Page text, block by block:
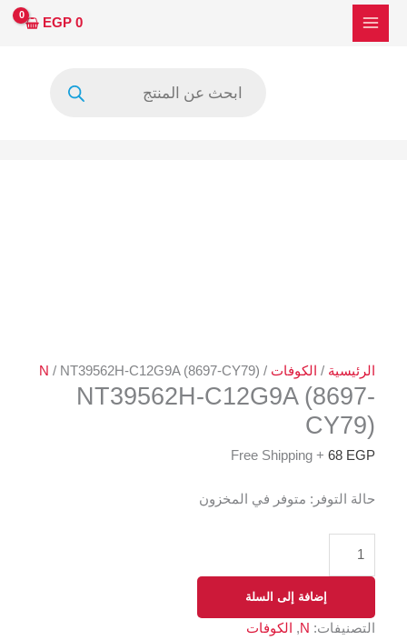
تخطي
0
EGP
الرئيسية / الكوفات /
N / NT39562H-C12G9A (8697-CY79)
NT39562H-C12G9A (8697-
CY79)
68 EGP
+ Free Shipping
حالة التوفر: متوفر في المخزون
كمية
NT39562H-
إضافة إلى السلة
التصنيفات: N
,
الكوفات